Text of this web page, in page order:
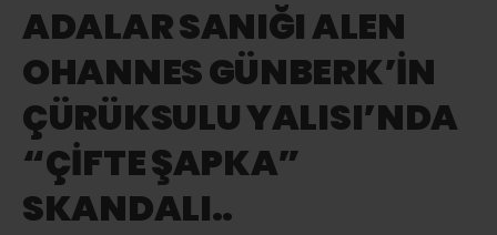
ADALAR SANIĞI ALEN
OHANNES GÜNBERK’İN
ÇÜRÜKSULU YALISI’NDA
“ÇİFTE ŞAPKA”
SKANDALI..